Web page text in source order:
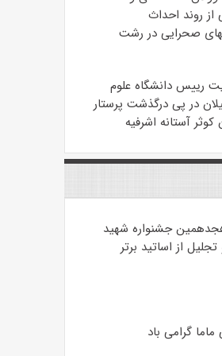
از روند احداث
صحرایی در رشت
رییس دانشگاه علوم
در پی درگذشت پرستار
کوثر آستانه اشرفیه
جشنواره شهید
از اساتید برتر
ماما گرامی باد